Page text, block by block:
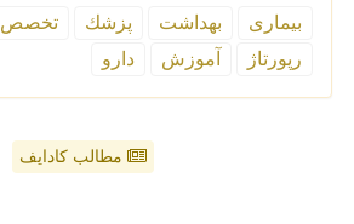
بیماری بهداشت پزشك تخصص
رپورتاژ
آموزش دارو
مطالب کادایف